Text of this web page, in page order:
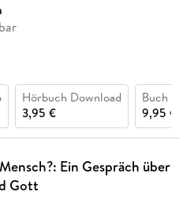
Hörbuch Download
3,95 €
Buch
9,95 €
Ein Gespräch über
Gott